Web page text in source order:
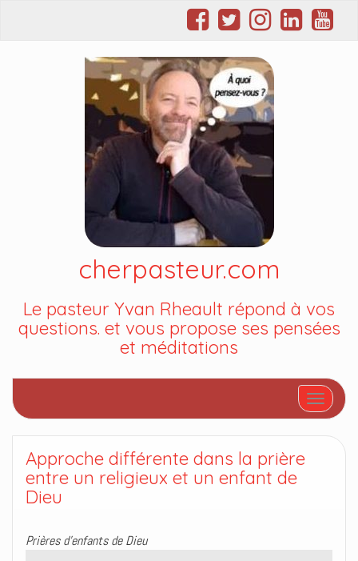
cherpasteur.com
Le pasteur Yvan Rheault répond à vos
questions. et vous propose ses pensées
et méditations
Afficher/
Approche différente dans la prière
entre un religieux et un enfant de
Dieu
Prières d’enfants de Dieu